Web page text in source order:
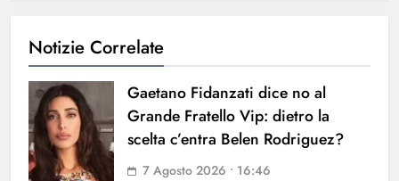
Notizie Correlate
Gaetano Fidanzati dice no al
Grande Fratello Vip: dietro la
scelta c’entra Belen Rodriguez?
7 Agosto 2026 • 16:46